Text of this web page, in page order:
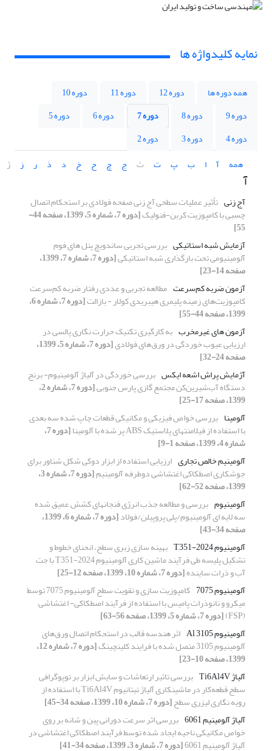
نمایه کلیدواژه ها
همه دوره ها دوره 12 دوره 11
دوره 10
دوره 9
دوره 8 دوره 7 دوره 6
دوره 5
دوره 4
دوره 3
دوره 2
همه
آ ا ب پ ت ث ج چ ح خ د ذ ر ز ژ
آ
آج زنی تأثیر عملیات سطحی آج زنی صفحه فولادی بر استحکام اتصال
چسبی با کامپوزیت کربن-فنولیک [دوره 7، شماره 5، 1399، صفحه 44-
55]
آزمایش شبه استاتیکی بررسی تجربی ساندویچ‌ پنل های فوم
آلومینیومی تحت بارگذاری شبه استاتیکی [دوره 7، شماره 7، 1399،
صفحه 14-23]
آزمون ضربه کم‌سرعت مطالعه تجربی و عددی رفتار ضربه کم‌سرعت
کامپوزیت‌های زمینه پلیمری هیبریدی کولار - بازالت [دوره 7، شماره 6،
1399، صفحه 44-55]
آزمون های غیرمخرب به کارگیری تکنیک حرارت نگاری پالسی در
ارزیابی عیوب خوردگی در ورق‌های فولادی [دوره 7، شماره 5، 1399،
صفحه 24-32]
آژمایش پراش اشعه ایکس بررسی خوردگی در آلیاژ آلومینیوم- برنج
دستگاه آب‌شیرین‌کن مجتمع گازی پارس جنوبی [دوره 7، شماره 2،
1399، صفحه 17-25]
آلومینا بررسی خواص فیزیکی و مکانیکی قطعات چاپ شده سه بعدی
با استفاده از فیلامنتهای پلاستیک ABS پر شده با آلومینا [دوره 7،
شماره 4، 1399، صفحه 1-9]
آلومینیم خالص تجاری ارزیابی استفاده از ابزار دوکی شکل شناور برای
جوشکاری اصطکاکی اغتشاشی دوطرفه آلومینیم [دوره 7، شماره 3،
1399، صفحه 52-62]
آلومینیوم بررسی و مطالعه جذب انرژی فنجانهای کشش عمیق شده
سه لایه ای آلومینیوم/پلی پروپیلن/فولاد [دوره 7، شماره 6، 1399،
صفحه 34-43]
آلومینیوم 2024-T351
بهینه سازی زبری سطح، انحنای خطوط و
تشکیل پلیسه طی فرآیند ماشین کاری آلومینیوم 2024-T351 با جت
آب و ذرات ساینده[دوره 7، شماره 10، 1399، صفحه 12-25]
آلومینیوم 7075
کامپوزیت سازی و تقویت سطح آلومینیوم 7075 توسط
میکرو و نانوذرات پامیس با استفاده از فرآیند اصطکاکی- اغتشاشی
(FSP)
[دوره 7، شماره 5، 1399، صفحه 56-63]
آلومینیوم Al 3105
اثر هندسه قالب در استحکام اتصال ورق‌های
‌آلومینیوم 3105 متصل شده با فرایند کلینچینگ [دوره 7، شماره 12،
1399، صفحه 10-23]
آلیاژ Ti6Al4V
بررسی تاثیر ارتعاشات و سایش ابزار بر توپوگرافی
سطح قطعه‌کار در ماشینکاری آلیاژ تیتانیوم Ti6Al4V با استفاده از
رویه نگاری لیزری سطح[دوره 7، شماره 10، 1399، صفحه 34-45]
آلیاژ آلومینیم 6061
بررسی اثر سرعت دورانی پین و شانه بر روی
خواص مکانیکی ناحیه ایجاد شده توسط فرآیند اصطکاکی اغتشاشی در
آلیاژ آلومینیم 6061
[دوره 7، شماره 3، 1399، صفحه 34-41]